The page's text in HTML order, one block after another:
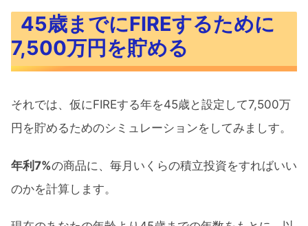
45歳までにFIREするために
7,500万円を貯める
それでは、仮にFIREする年を45歳と設定して7,500万
円を貯めるためのシミュレーションをしてみましす。
年利7%の商品に、毎月いくらの積立投資をすればいい
のかを計算します。